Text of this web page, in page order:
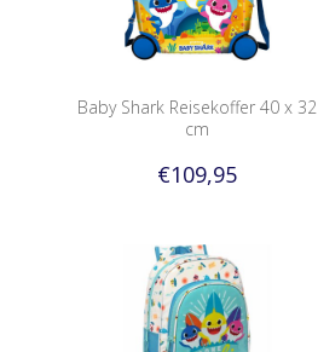
Baby Shark Reisekoffer 40 x 32
cm
€109,95